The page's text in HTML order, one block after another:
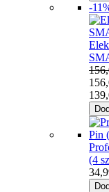
-
(4